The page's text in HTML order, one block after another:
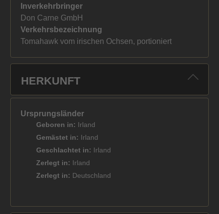
Inverkehrbringer
Don Carne GmbH
Verkehrsbezeichnung
Tomahawk vom irischen Ochsen, portioniert
HERKUNFT
Ursprungsländer
Geboren in: Irland
Gemästet in: Irland
Geschlachtet in: Irland
Zerlegt in: Irland
Zerlegt in: Deutschland